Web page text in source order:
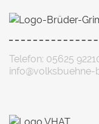
Telefon: 05625